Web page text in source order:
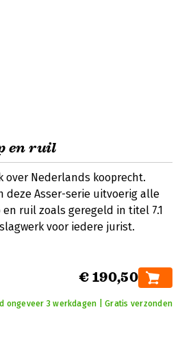
en ruil
over Nederlands kooprecht.
deze Asser-serie uitvoerig alle
ruil zoals geregeld in titel 7.1
voor iedere jurist.
€ 190,50
ongeveer 3 werkdagen | Gratis verzonden